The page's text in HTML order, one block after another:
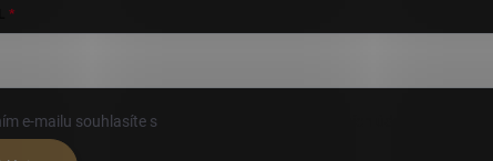
e-mailu souhlasíte s